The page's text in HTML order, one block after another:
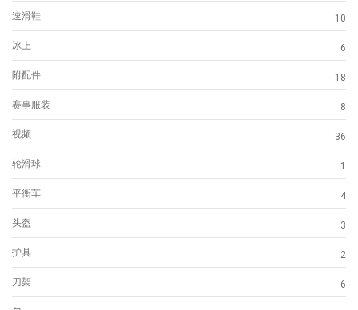
速滑鞋 10
冰上 6
附配件 18
赛事服装 8
视频 36
轮滑球 1
平衡车 4
头盔 3
护具 2
刀架 6